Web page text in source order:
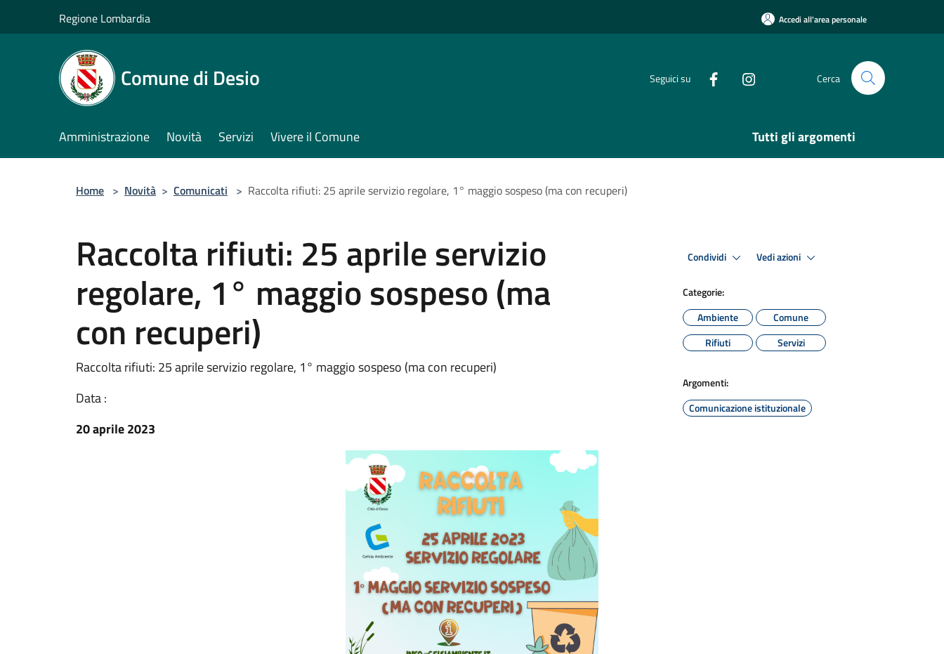
Regione Lombardia Accedi all'area personale
Comune di Desio Seguici su Cerca
Amministrazione Novità Servizi Vivere il Comune Tutti gli argomenti
Home > Novità > Comunicati > Raccolta rifiuti: 25 aprile servizio regolare, 1° maggio sospeso (ma con recuperi)
Raccolta rifiuti: 25 aprile servizio
regolare, 1° maggio sospeso (ma
con recuperi)
Raccolta rifiuti: 25 aprile servizio regolare, 1° maggio sospeso (ma con recuperi)
Data :
20 aprile 2023
Condividi Vedi azioni
Categorie:
Ambiente
Comune
Rifiuti
Servizi
Argomenti:
Comunicazione istituzionale